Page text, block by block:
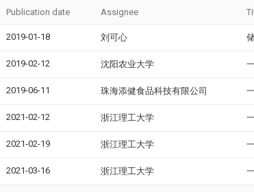
Publication date Assignee
2019-01-18 刘可心
2019-02-12 沈阳农业大学
2019-06-11 珠海添健食品科技有限公司
2021-02-12 浙江理工大学
2021-02-19 浙江理工大学
2021-03-16 浙江理工大学